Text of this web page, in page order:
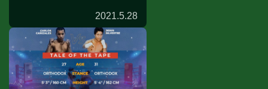
2021.5.28